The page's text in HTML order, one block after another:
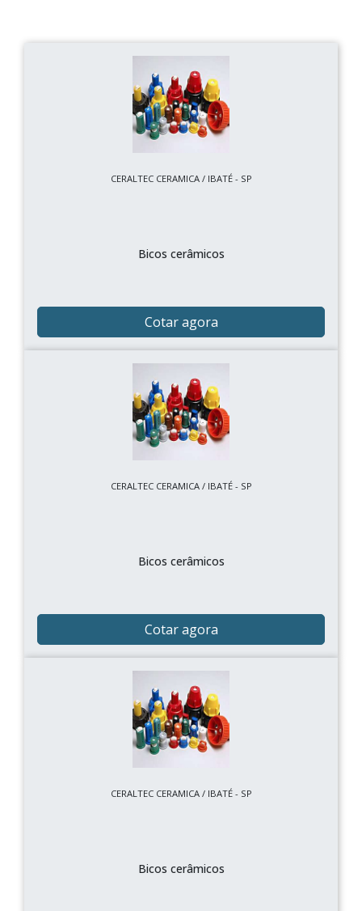
CERALTEC CERAMICA / IBATÉ - SP
Bicos cerâmicos
Cotar agora
CERALTEC CERAMICA / IBATÉ - SP
Bicos cerâmicos
Cotar agora
CERALTEC CERAMICA / IBATÉ - SP
Bicos cerâmicos